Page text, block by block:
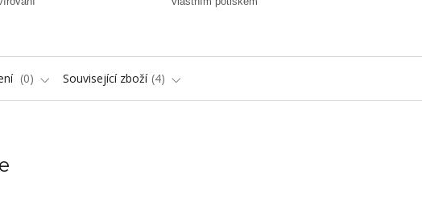
0 Související zboží 4